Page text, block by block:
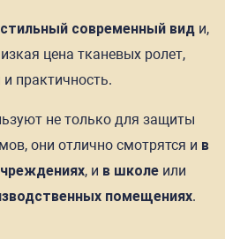
стильный современный вид и,
цена тканевых ролет,
практичность.
не только для защиты
они отлично смотрятся и в
, и в школе или
помещениях.